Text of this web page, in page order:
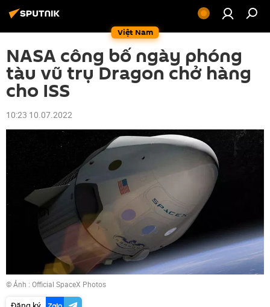
Việt Nam
NASA công bố ngày phóng
tàu vũ trụ Dragon chở hàng
cho ISS
10:23 10.07.2022
© Ảnh : Official SpaceX Photos